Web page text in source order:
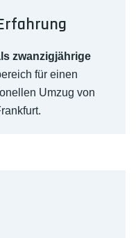
zwanzigjährige
für einen
Umzug von